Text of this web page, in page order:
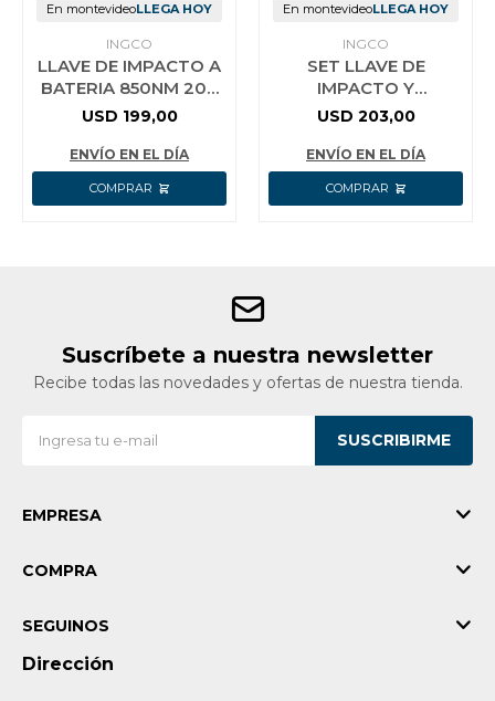
En montevideoLLEGA HOY
INGCO
LLAVE DE IMPACTO A
BATERIA 850NM 20V
P20S BL SIN BAT SIN
CIWLI20851
USD 199,00
ENVÍO EN EL DÍA
En montevideoLLEGA HOY
INGCO
SET LLAVE DE
IMPACTO Y
ATORNILLADOR 20V
COSLI230702
USD 203,00
ENVÍO EN EL DÍA
Suscríbete a nuestra newsletter
Recibe todas las novedades y ofertas de nuestra tienda.
SUSCRIBIRME
EMPRESA
COMPRA
Dirección
SEGUINOS